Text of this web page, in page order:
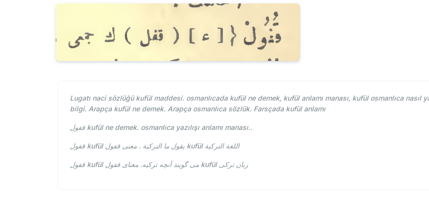
Lugatı naci sözlüğü kufül maddesi. osmanlıcada kufül ne demek, kufül anlamı manası, kufül osmanlıca nasıl
bilgi. Arapça kufül ne demek. Arapça osmanlıca sözlük. Farsçada kufül anlamı
قفول kufül ne demek. osmanlıca yazılışı anlamı manası..
قفول kufül يقول ما التركية . معنى قفول kufül اللغة التركية
قفول kufül می گویند آنچه ترکیه. معنای قفول kufül زبان ترکی